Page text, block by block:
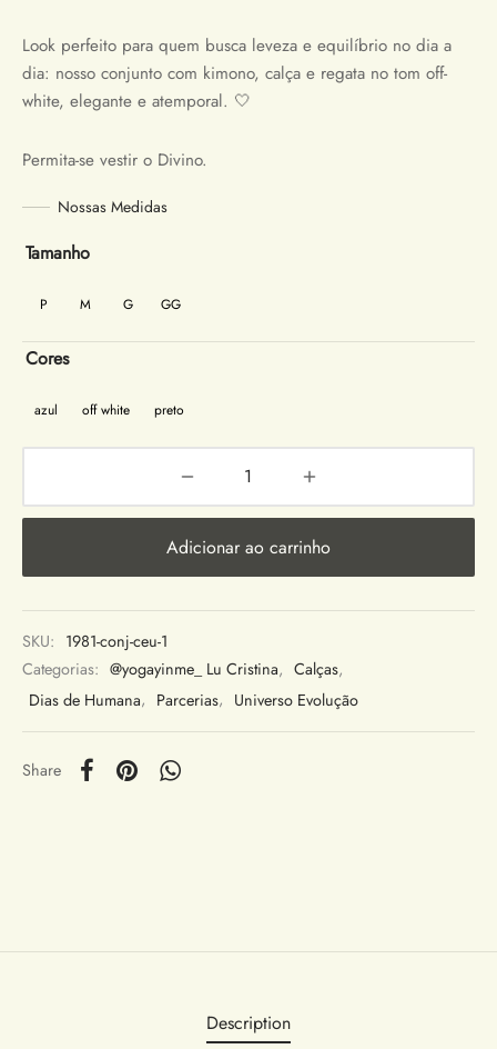
Look perfeito para quem busca leveza e equilíbrio no dia a
dia: nosso conjunto com kimono, calça e regata no tom off-
white, elegante e atemporal. 🤍
Permita-se vestir o Divino.
Nossas Medidas
Tamanho
P M G GG
Cores
azul off white preto
Adicionar ao carrinho
SKU: 1981-conj-ceu-1
Categorias: @yogayinme_ Lu Cristina, Calças,
Dias de Humana, Parcerias, Universo Evolução
Share
Description